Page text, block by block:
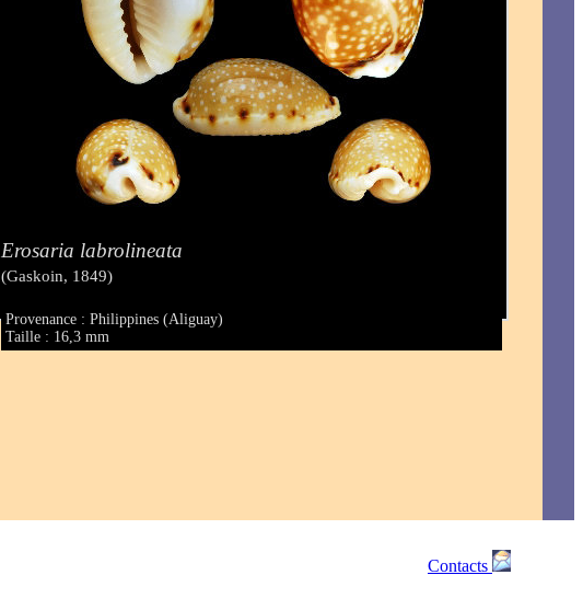
Erosaria labrolineata
(Gaskoin, 1849)
Provenance : Philippines (Aliguay)
Taille : 16,3 mm
Contacts